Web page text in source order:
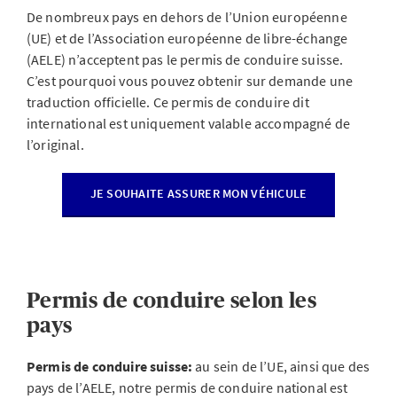
De nombreux pays en dehors de l’Union européenne
(UE) et de l’Association européenne de libre-échange
(AELE) n’acceptent pas le permis de conduire suisse.
C’est pourquoi vous pouvez obtenir sur demande une
traduction officielle. Ce permis de conduire dit
international est uniquement valable accompagné de
l’original.
JE SOUHAITE ASSURER MON VÉHICULE
Permis de conduire selon les
pays
Permis de conduire suisse: au sein de l’UE, ainsi que des
pays de l’AELE, notre permis de conduire national est